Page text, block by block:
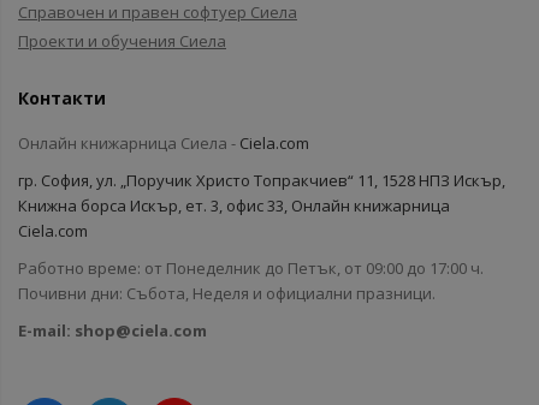
Справочен и правен софтуер Сиела
Проекти и обучения Сиела
Контакти
Онлайн книжарница Сиела - Ciela.com
гр. София, ул. „Поручик Христо Топракчиев“ 11, 1528 НПЗ Искър,
Книжна борса Искър, ет. 3, офис 33, Онлайн книжарница
Ciela.com
Работно време: от Понеделник до Петък, от 09:00 до 17:00 ч.
Почивни дни: Събота, Неделя и официални празници.
E-mail: shop@ciela.com